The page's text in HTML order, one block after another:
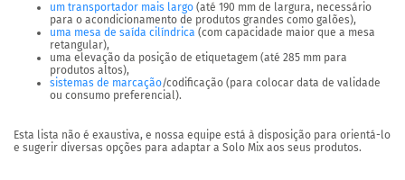
um transportador mais largo (até 190 mm de largura, necessário
para o acondicionamento de produtos grandes como galões),
uma mesa de saída cilíndrica (com capacidade maior que a mesa
retangular),
uma elevação da posição de etiquetagem (até 285 mm para
produtos altos),
sistemas de marcação/codificação (para colocar data de validade
ou consumo preferencial).
Esta lista não é exaustiva, e nossa equipe está à disposição para orientá-lo
e sugerir diversas opções para adaptar a Solo Mix aos seus produtos.